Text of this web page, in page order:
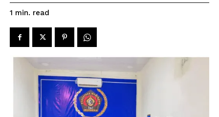
1 min. read